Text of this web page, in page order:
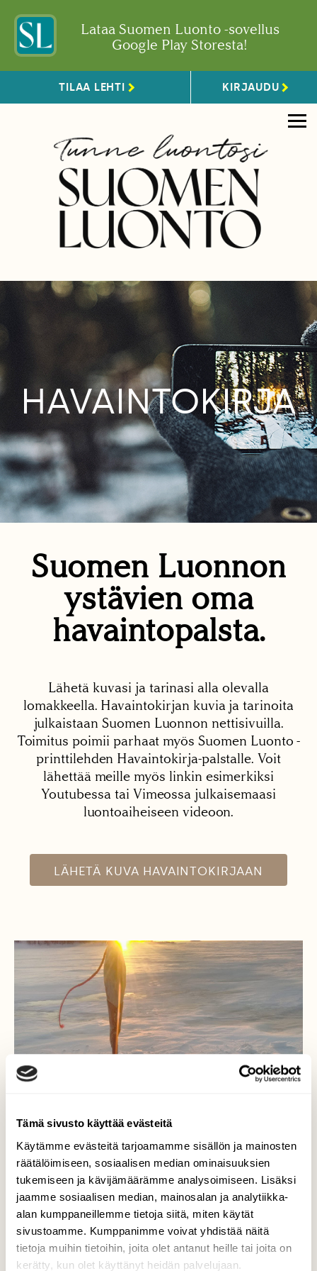
Tämä sivusto käyttää evästeitä
Käytämme evästeitä tarjoamamme sisällön ja mainosten
räätälöimiseen, sosiaalisen median ominaisuuksien
tukemiseen ja kävijämäärämme analysoimiseen. Lisäksi
jaamme sosiaalisen median, mainosalan ja analytiikka-
alan kumppaneillemme tietoja siitä, miten käytät
sivustoamme. Kumppanimme voivat yhdistää näitä
tietoja muihin tietoihin, joita olet antanut heille tai joita on
kerätty, kun olet käyttänyt heidän palvelujaan.
Lataa Suomen Luonto -sovellus
Google Play Storesta!
TILAA LEHTI KIRJAUDU
HAVAINTOKIRJA
Suomen Luonnon
ystävien oma
havaintopalsta.
Lähetä kuvasi ja tarinasi alla olevalla
lomakkeella. Havaintokirjan kuvia ja tarinoita
julkaistaan Suomen Luonnon nettisivuilla.
Toimitus poimii parhaat myös Suomen Luonto -
printtilehden Havaintokirja-palstalle. Voit
lähettää meille myös linkin esimerkiksi
Youtubessa tai Vimeossa julkaisemaasi
luontoaiheiseen videoon.
LÄHETÄ KUVA HAVAINTOKIRJAAN